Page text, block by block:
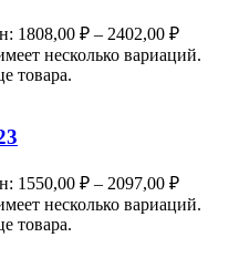
1808,00 ₽ – 2402,00 ₽
несколько вариаций.
товара.
1550,00 ₽ – 2097,00 ₽
несколько вариаций.
товара.